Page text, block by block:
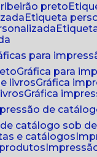
preto
etiqueta
para
gráfica para
livros gráfica
gráfica
de
catálogo sob
e catálogos